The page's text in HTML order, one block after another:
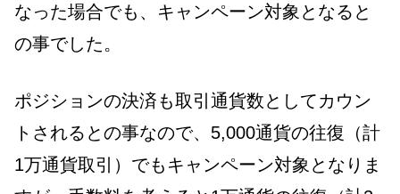
なった場合でも、キャンペーン対象となると
の事でした。
ポジションの決済も取引通貨数としてカウン
トされるとの事なので、5,000通貨の往復（計
1万通貨取引）でもキャンペーン対象となりま